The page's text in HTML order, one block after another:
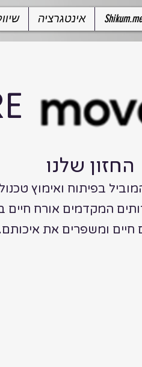
אינטגרציה Shikum.me
החזון שלנו
בפיתוח ואימוץ
המקדמים אורח חיים
חיים ומשפרים את איכותם